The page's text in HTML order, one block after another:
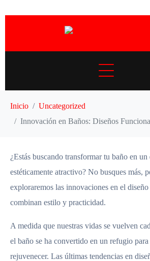
Inicio
Uncategorized
Innovación en Baños: Diseños
¿Estás buscando transformar tu baño en
estéticamente atractivo? No busques más,
exploraremos las innovaciones en el
combinan estilo y practicidad.
A medida que nuestras vidas se vuelven
el baño se ha convertido en un refugio
rejuvenecer. Las últimas tendencias en